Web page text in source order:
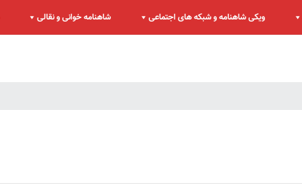
ویکی شاهنامه و شبکه های اجتماعی شاهنامه خوانی و نقالی